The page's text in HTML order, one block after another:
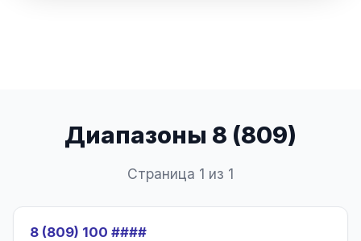
Диапазоны 8 (809)
Страница 1 из 1
8 (809) 100 ####